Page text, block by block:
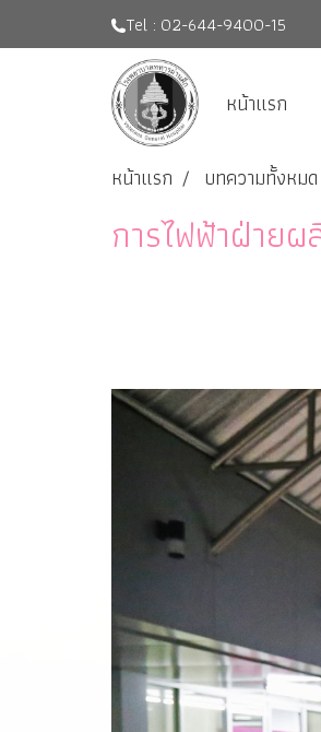
Tel : 02-644-9400-15
หน้าแรก
หน้าแรก บทความทั้งหมด
การไฟฟ้าฝ่าย